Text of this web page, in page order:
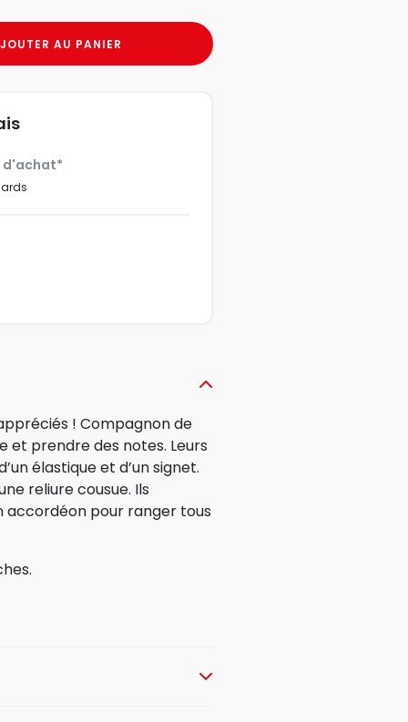
AU PANIER
d'achat*
! Compagnon de
et prendre des notes. Leurs
élastique et d’un signet.
reliure cousue. Ils
pour ranger tous